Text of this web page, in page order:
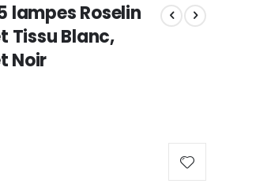
lampes Roselin
Tissu Blanc,
Noir